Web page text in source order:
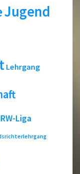
Jugend
Lehrgang
Liga